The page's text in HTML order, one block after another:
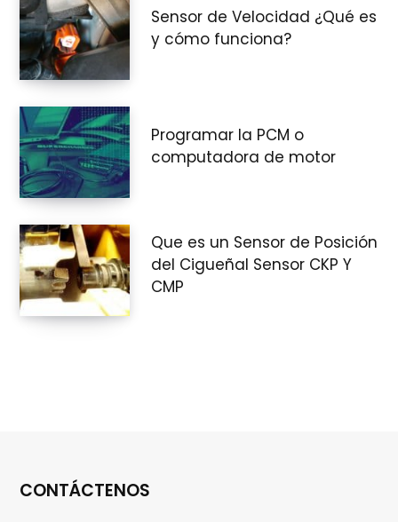
Sensor de Velocidad ¿Qué es
y cómo funciona?
Programar la PCM o
computadora de motor
Que es un Sensor de Posición
del Cigueñal Sensor CKP Y
CMP
CONTÁCTENOS